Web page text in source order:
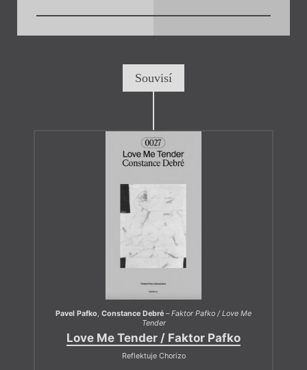
Souvisí
Pavel Pafko, Constance Debré –Faktor Pafko / Love Me
Tender
Love Me Tender / Faktor Pafko
Reflektuje Chorizo